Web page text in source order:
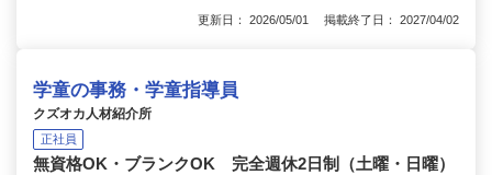
更新日： 2026/05/01 掲載終了日： 2027/04/02
学童の事務・学童指導員
クズオカ人材紹介所
正社員
無資格OK・ブランクOK 完全週休2日制（土曜・日曜）